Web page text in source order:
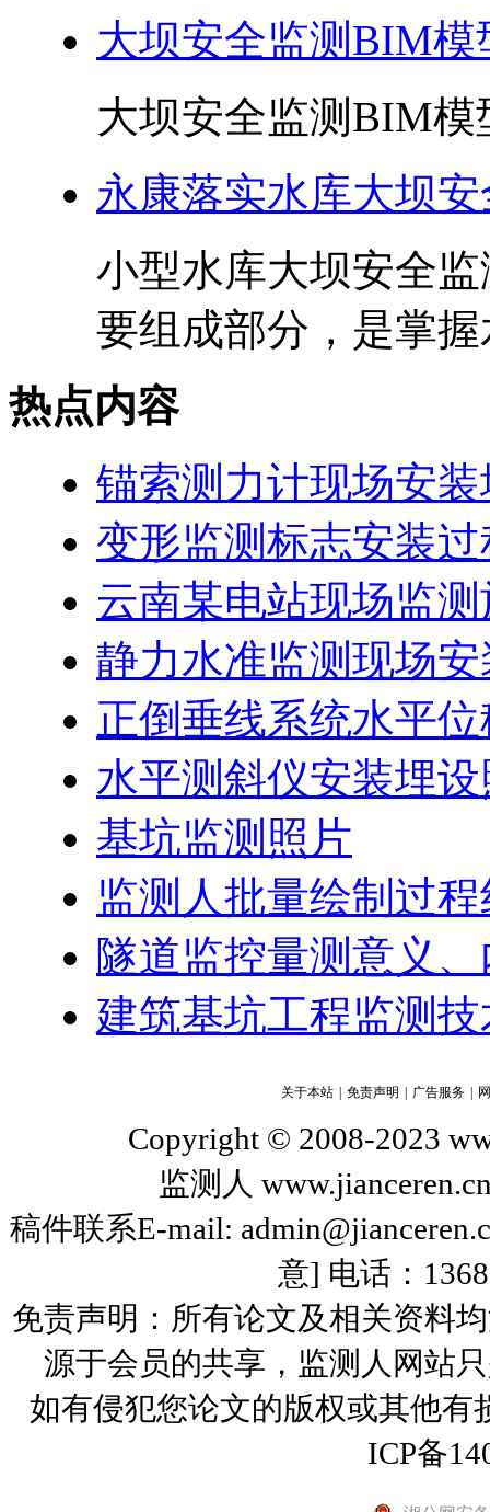
大坝安全监测BIM
大坝安全监测BIM
永康落实水库大坝
小型水库大坝安全
要组成部分，是掌
热点内容
锚索测力计现场安
变形监测标志安装
云南某电站现场监
静力水准监测现场
正倒垂线系统水平
水平测斜仪安装埋
基坑监测照片
监测人批量绘制过程
隧道监控量测意义
建筑基坑工程监测
关于本站 免责声明 广告服务
Copyright © 2008-2023
监测人
稿件联系E-mail:
意] 电话：
免责声明：所有论文及相关资料
源于会员的共享，监测人网站
如有侵犯您论文的版权或其他
ICP备